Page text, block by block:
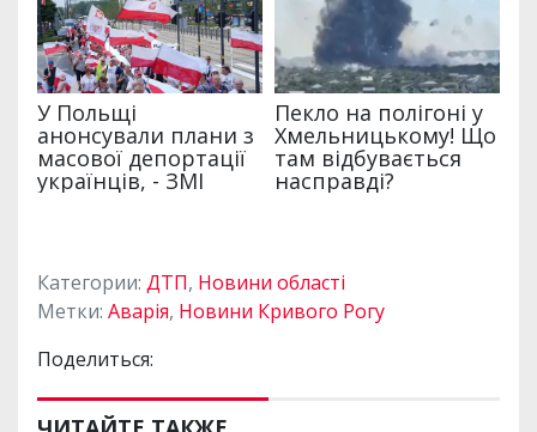
Категории: ДТП, Новини області
Метки: Аварія, Новини Кривого Рогу
Поделиться: